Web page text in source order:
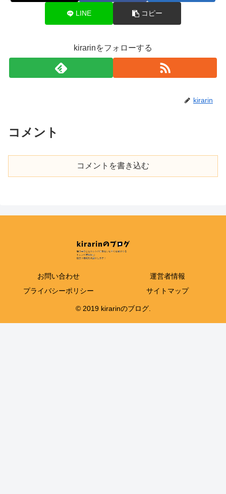
LINE コピー
kirarinをフォローする
kirarin
コメント
コメントを書き込む
お問い合わせ
運営者情報
プライバシーポリシー
サイトマップ
© 2019 kirarinのブログ.